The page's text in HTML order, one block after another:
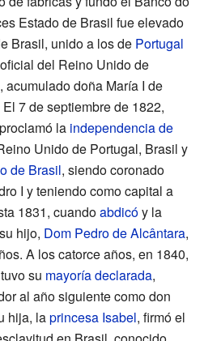
Estado de Brasil fue elevado
Brasil, unido a los de Portugal
del Reino Unido de
acumulado doña María I de
7 de septiembre de 1822,
proclamó la independencia de
Unido de Portugal, Brasil y
de Brasil, siendo coronado
I y teniendo como capital a
1831, cuandoabdicóy la
hijo, Dom Pedro de Alcântara,
A los catorce años, en 1840,
su mayoría declarada,
al año siguiente como don
hija, laprincesa Isabel, firmó el